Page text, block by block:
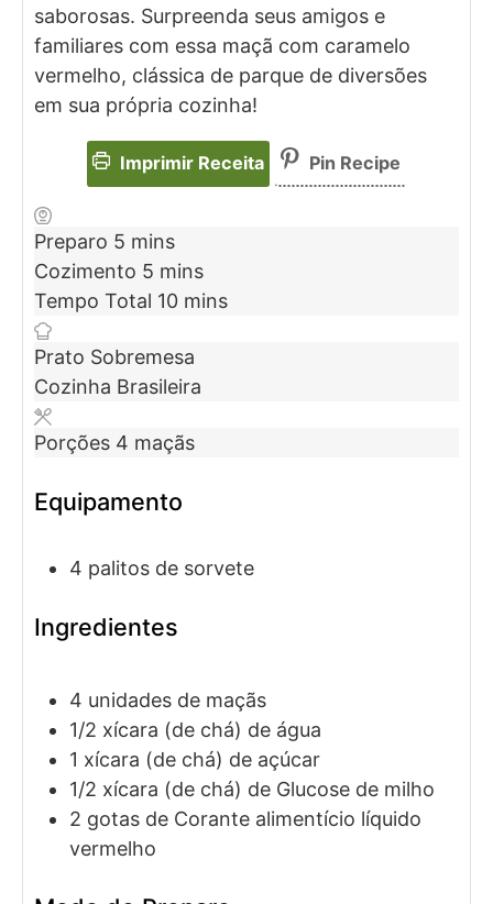
saborosas. Surpreenda seus amigos e
familiares com essa maçã com caramelo
vermelho, clássica de parque de diversões
em sua própria cozinha!
Imprimir Receita Pin Recipe
Preparo 5 mins
Cozimento 5 mins
Tempo Total 10 mins
Prato Sobremesa
Cozinha Brasileira
Porções 4 maçãs
Equipamento
4 palitos de sorvete
Ingredientes
4 unidades de maçãs
1/2 xícara (de chá) de água
1 xícara (de chá) de açúcar
1/2 xícara (de chá) de Glucose de milho
2 gotas de Corante alimentício líquido
vermelho